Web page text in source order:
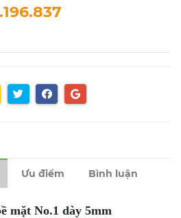
Ưu điểm Bình luận
mặt No.1 dày 5mm